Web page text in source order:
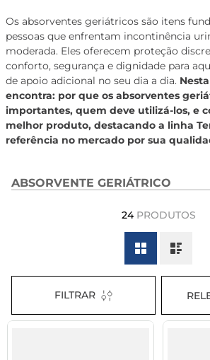
6
rosuvastatina
7º
dipirona
8º
tadalafila 5mg
9º
vitamina
10º rivaroxabana 20mg
Os absorventes geriátricos são itens
pessoas que enfrentam incontinência
moderada. Eles oferecem proteção
conforto, segurança e dignidade para
de apoio adicional no seu dia a dia.
encontra: por que os absorventes
importantes, quem deve utilizá-los, e
melhor produto, destacando a linha
referência no mercado por sua
ABSORVENTE GERIÁTRICO
24 PRODUTOS
FILTRAR